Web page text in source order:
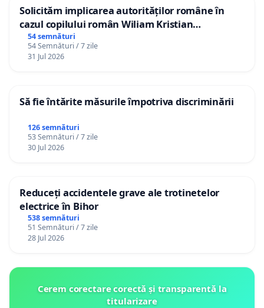
Solicităm implicarea autorităților române în
cazul copilului român Wiliam Kristian
Gheorghe, aflat în plasament în Danemarca de
12 ani
54 semnături
54 Semnături / 7 zile
31 Jul 2026
Să fie întărite măsurile împotriva discriminării
126 semnături
53 Semnături / 7 zile
30 Jul 2026
Reduceți accidentele grave ale trotinetelor
electrice în Bihor
538 semnături
51 Semnături / 7 zile
28 Jul 2026
Cerem corectare corectă și transparentă la
titularizare